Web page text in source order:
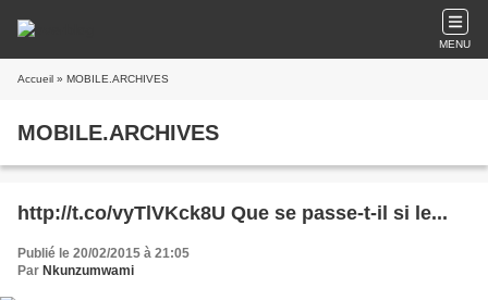
MENU
Accueil » MOBILE.ARCHIVES
MOBILE.ARCHIVES
http://t.co/vyTlVKck8U Que se passe-t-il si le...
Publié le 20/02/2015 à 21:05
Par Nkunzumwami